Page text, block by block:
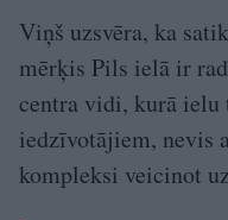
Viņš uzsvēra, ka
mērķis Pils ielā ir
centra vidi, kurā
iedzīvotājiem, nevis
kompleksi veicinot